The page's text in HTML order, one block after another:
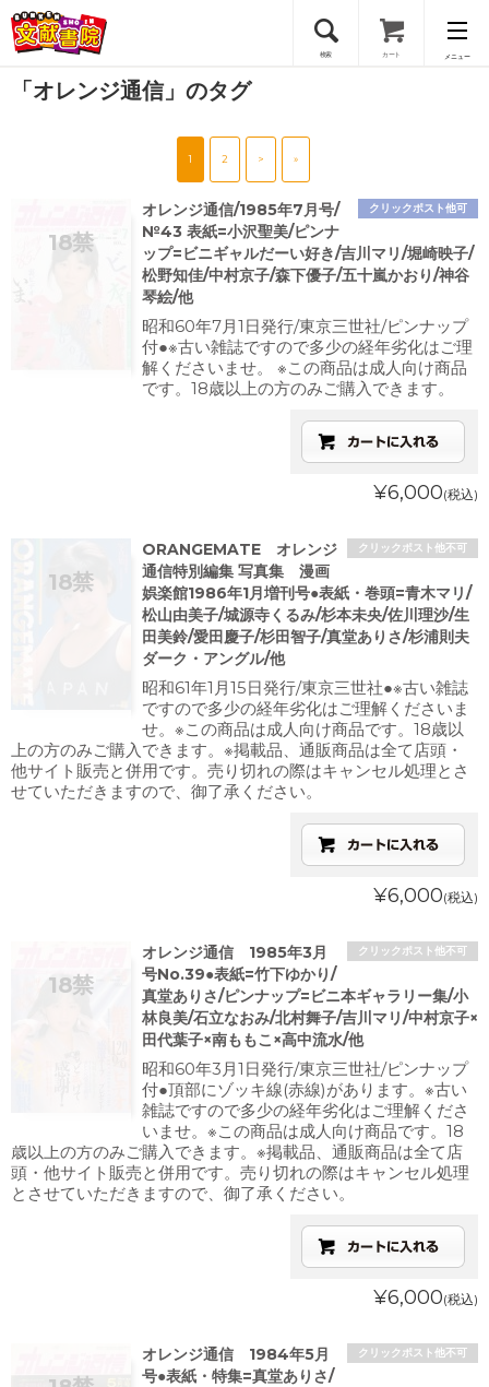
検索 カート メニュー
会員登録
「オレンジ通信」のタグ
1 2 > »
クリックポスト他可
オレンジ通信/1985年7月号/
№43 表紙=小沢聖美/ピンナ
ップ=ビニギャルだーい好き/吉川マリ/堀崎映子/
松野知佳/中村京子/森下優子/五十嵐かおり/神谷
琴絵/他
昭和60年7月1日発行/東京三世社/ピンナップ
付●※古い雑誌ですので多少の経年劣化はご理
解くださいませ。 ※この商品は成人向け商品
です。18歳以上の方のみご購入できます。
¥6,000(税込)
クリックポスト他不可
ORANGEMATE オレンジ
通信特別編集 写真集 漫画
娯楽館1986年1月増刊号●表紙・巻頭=青木マリ/
松山由美子/城源寺くるみ/杉本未央/佐川理沙/生
田美鈴/愛田慶子/杉田智子/真堂ありさ/杉浦則夫
ダーク・アングル/他
昭和61年1月15日発行/東京三世社●※古い雑誌
ですので多少の経年劣化はご理解くださいま
せ。※この商品は成人向け商品です。18歳以
上の方のみご購入できます。※掲載品、通販商品は全て店頭・
他サイト販売と併用です。売り切れの際はキャンセル処理とさ
せていただきますので、御了承ください。
¥6,000(税込)
クリックポスト他不可
オレンジ通信 1985年3月
号No.39●表紙=竹下ゆかり/
真堂ありさ/ピンナップ=ビニ本ギャラリー集/小
林良美/石立なおみ/北村舞子/吉川マリ/中村京子×
田代葉子×南ももこ×高中流水/他
昭和60年3月1日発行/東京三世社/ピンナップ
付●頂部にゾッキ線(赤線)があります。※古い
雑誌ですので多少の経年劣化はご理解くださ
いませ。※この商品は成人向け商品です。18
歳以上の方のみご購入できます。※掲載品、通販商品は全て店
頭・他サイト販売と併用です。売り切れの際はキャンセル処理
とさせていただきますので、御了承ください。
¥6,000(税込)
クリックポスト他不可
オレンジ通信 1984年5月
号●表紙・特集=真堂ありさ/